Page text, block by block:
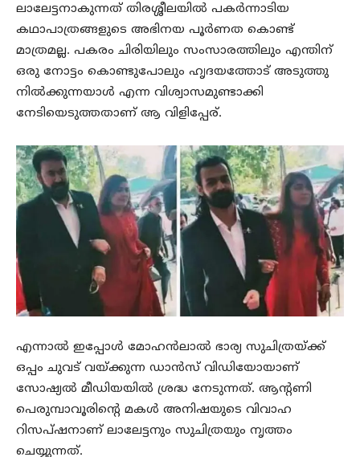
ലാലേട്ടനാകുന്നത് തിരശ്ശീലയിൽ പകർന്നാടിയ
കഥാപാത്രങ്ങളുടെ അഭിനയ പൂർണത കൊണ്ട്
മാത്രമല്ല. പകരം ചിരിയിലും സംസാരത്തിലും എന്തിന്
ഒരു നോട്ടം കൊണ്ടുപോലും ഹൃദയത്തോട് അടുത്തു
നിൽക്കുന്നയാൾ എന്ന വിശ്വാസമുണ്ടാക്കി
നേടിയെടുത്തതാണ് ആ വിളിപ്പേര്.
എന്നാൽ ഇപ്പോൾ മോഹൻലാൽ ഭാര്യ സുചിത്രയ്ക്ക്
ഒപ്പം ചുവട് വയ്ക്കുന്ന ഡാൻസ് വിഡിയോയാണ്
സോഷ്യൽ മീഡിയയിൽ ശ്രദ്ധ നേടുന്നത്. ആന്റണി
പെരുമ്പാവൂരിന്റെ മകൾ അനിഷയുടെ വിവാഹ
റിസപ്ഷനാണ് ലാലേട്ടനും സുചിത്രയും നൃത്തം
ചെയ്യുന്നത്.